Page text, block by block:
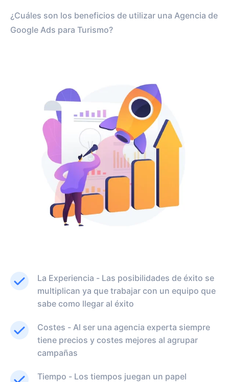
¿Cuáles son los beneficios de utilizar una Agencia de
Google Ads para Turismo?
La Experiencia - Las posibilidades de éxito se
multiplican ya que trabajar con un equipo que
sabe como llegar al éxito
Costes - Al ser una agencia experta siempre
tiene precios y costes mejores al agrupar
campañas
Tiempo - Los tiempos juegan un papel